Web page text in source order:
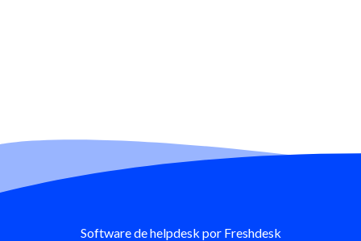
Software de helpdesk por Freshdesk